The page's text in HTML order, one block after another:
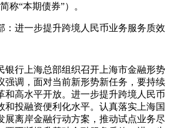
称“本期债券”）。
：进一步提升跨境人民币业务服务质效
银行上海总部组织召开上海市金融形势
强调，面对当前新形势新任务，要持续
和高水平开放。进一步提升跨境人民币
和投融资便利化水平。认真落实上海国
展离岸金融行动方案，推动试点业务尽